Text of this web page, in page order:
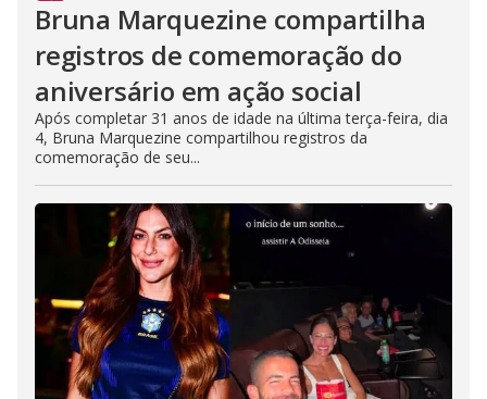
Bruna Marquezine compartilha
registros de comemoração do
aniversário em ação social
Após completar 31 anos de idade na última terça-feira, dia
4, Bruna Marquezine compartilhou registros da
comemoração de seu...